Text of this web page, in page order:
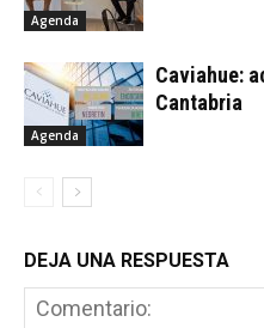
Agenda
Agenda
Caviahue:
Cantabria
DEJA UNA RESPUESTA